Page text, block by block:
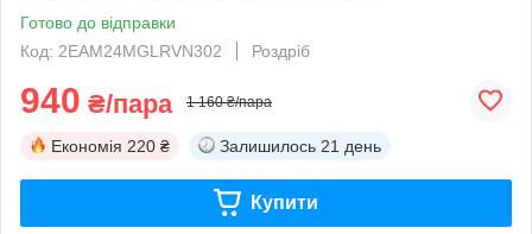
Готово до відправки
Код: 2EAM24MGLRVN302
Роздріб
940 ₴/пара 1 160 ₴/пара
Економія 220 ₴ Залишилось 21 день
Купити